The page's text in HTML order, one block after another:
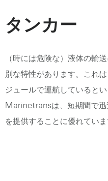
タンカー
（時には危険な）液体の輸
別な特性があります。これ
ジュールで運航していると
Marinetransは、短期間で
を提供することに優れていま